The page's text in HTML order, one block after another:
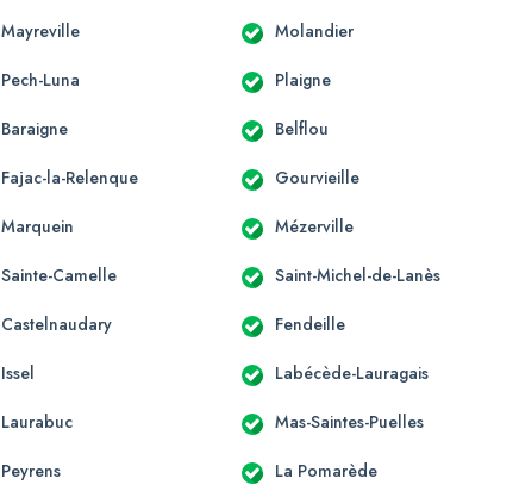
Mayreville Molandier
Pech-Luna Plaigne
Baraigne Belflou
Fajac-la-Relenque Gourvieille
Marquein Mézerville
Sainte-Camelle Saint-Michel-de-Lanès
Castelnaudary Fendeille
Issel Labécède-Lauragais
Laurabuc Mas-Saintes-Puelles
Peyrens La Pomarède